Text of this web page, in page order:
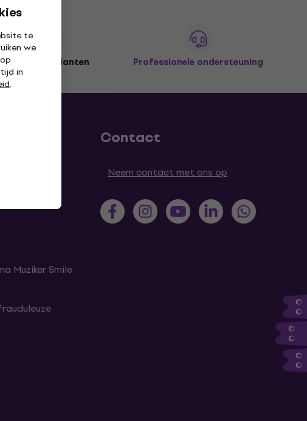
te
we
in
.
+3 miljoen klanten Professionele ondersteuning
Muziker Smile
Contact
Neem contact met ons op